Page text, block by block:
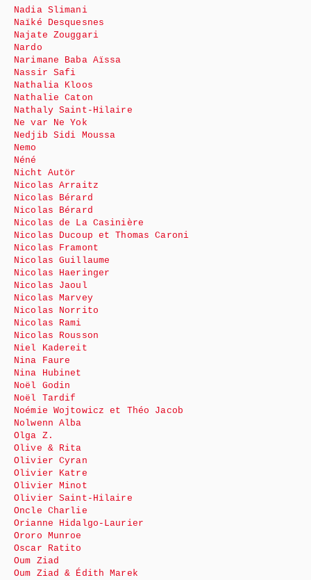
Nadia Slimani
Naïké Desquesnes
Najate Zouggari
Nardo
Narimane Baba Aïssa
Nassir Safi
Nathalia Kloos
Nathalie Caton
Nathaly Saint-Hilaire
Ne var Ne Yok
Nedjib Sidi Moussa
Nemo
Néné
Nicht Autör
Nicolas Arraitz
Nicolas Bérard
Nicolas Bérard
Nicolas de La Casinière
Nicolas Ducoup et Thomas Caroni
Nicolas Framont
Nicolas Guillaume
Nicolas Haeringer
Nicolas Jaoul
Nicolas Marvey
Nicolas Norrito
Nicolas Rami
Nicolas Rousson
Niel Kadereit
Nina Faure
Nina Hubinet
Noël Godin
Noël Tardif
Noémie Wojtowicz et Théo Jacob
Nolwenn Alba
Olga Z.
Olive & Rita
Olivier Cyran
Olivier Katre
Olivier Minot
Olivier Saint-Hilaire
Oncle Charlie
Orianne Hidalgo-Laurier
Ororo Munroe
Oscar Ratito
Oum Ziad
Oum Ziad & Édith Marek